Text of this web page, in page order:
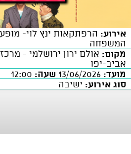
אירוע: הרפתקאות ינץ לוי-
המשפחה
מקום: אולם ירון ירושלמי -
אביב-יפו
מועד:
שעה:
סוג אירוע: ישיבה